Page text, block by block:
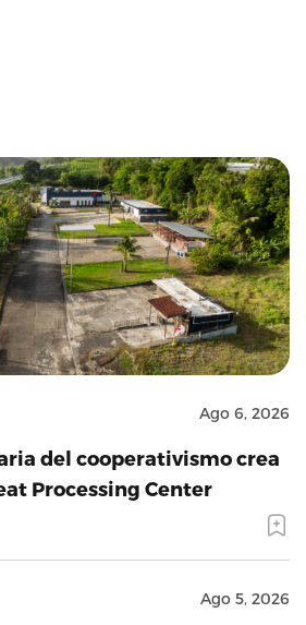
Ago 6, 2026
del cooperativismo crea
Processing Center
Ago 5, 2026